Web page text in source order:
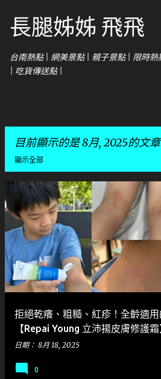
跳到主要內容
長腿姊姊 飛飛
台南熱點 | 網美景點 | 親子景點 | 限時
| 吃貨傳送點 |
目前顯示的是 8月, 2025的文章
顯示全部
發
表
文
章
拒絕乾癢、粗糙、紅疹！全齡適
【Repai Young 立沛揚皮膚修護霜
日期： 8月 18, 2025
0